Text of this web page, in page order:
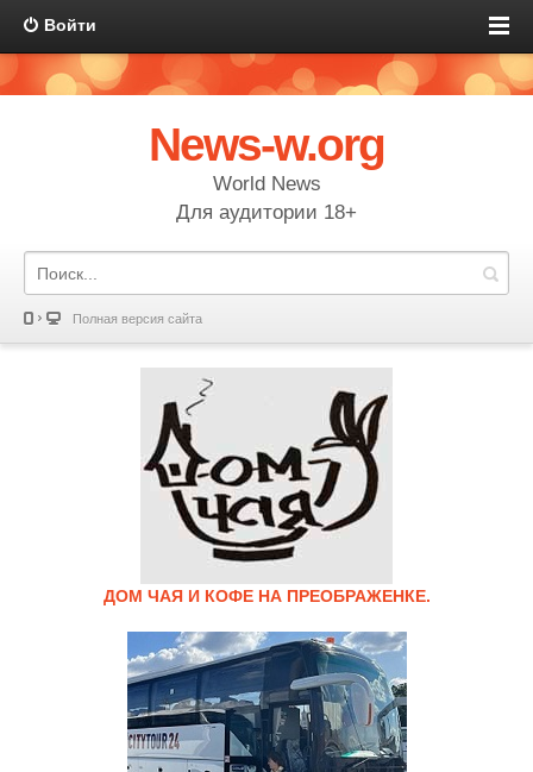
Войти
News-w.org
World News
Для аудитории 18+
Полная версия сайта
ДОМ ЧАЯ И КОФЕ НА ПРЕОБРАЖЕНКЕ.